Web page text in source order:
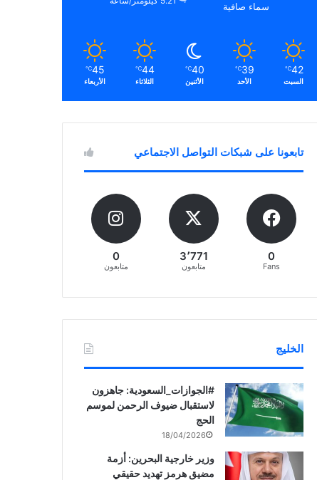
سماء صافية
42
℃
السبت
39
℃
الأحد
40
℃
الأثنين
44
℃
الثلاثاء
45
℃
الأربعاء
تابعونا على شبكات التواصل الاجتماعي
0
Fans
3٬771
متابعون
0
متابعون
الخليج
‏‎#الجوازات_السعودية: جاهزون
لاستقبال ضيوف الرحمن لموسم
الحج
18/04/2026
وزير خارجية البحرين: أزمة
مضيق هرمز تهديد حقيقي